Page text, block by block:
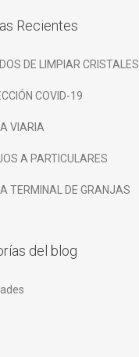
Recientes
DE LIMPIAR CRISTALES
COVID-19
VIARIA
A PARTICULARES
TERMINAL DE GRANJAS
del blog